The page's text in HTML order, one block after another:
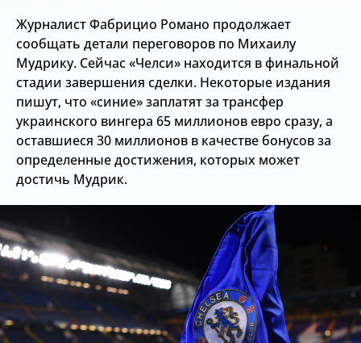
Журналист Фабрицио Романо продолжает
сообщать детали переговоров по Михаилу
Мудрику. Сейчас «Челси» находится в финальной
стадии завершения сделки. Некоторые издания
пишут, что «синие» заплатят за трансфер
украинского вингера 65 миллионов евро сразу, а
оставшиеся 30 миллионов в качестве бонусов за
определенные достижения, которых может
достичь Мудрик.
Контакты